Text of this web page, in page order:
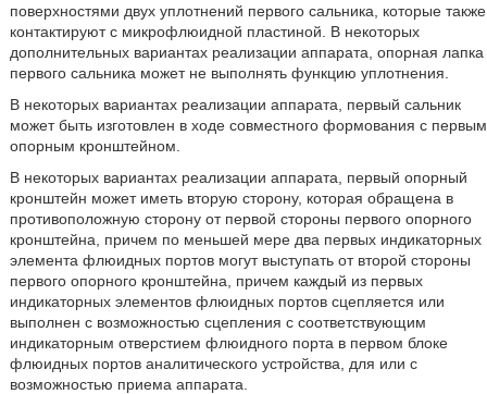
поверхностями двух уплотнений первого сальника, которые также
контактируют с микрофлюидной пластиной. В некоторых
дополнительных вариантах реализации аппарата, опорная лапка
первого сальника может не выполнять функцию уплотнения.
В некоторых вариантах реализации аппарата, первый сальник
может быть изготовлен в ходе совместного формования с первым
опорным кронштейном.
В некоторых вариантах реализации аппарата, первый опорный
кронштейн может иметь вторую сторону, которая обращена в
противоположную сторону от первой стороны первого опорного
кронштейна, причем по меньшей мере два первых индикаторных
элемента флюидных портов могут выступать от второй стороны
первого опорного кронштейна, причем каждый из первых
индикаторных элементов флюидных портов сцепляется или
выполнен с возможностью сцепления с соответствующим
индикаторным отверстием флюидного порта в первом блоке
флюидных портов аналитического устройства, для или с
возможностью приема аппарата.